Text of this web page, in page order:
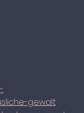
gewalt